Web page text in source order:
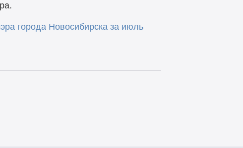
города Новосибирска за июль